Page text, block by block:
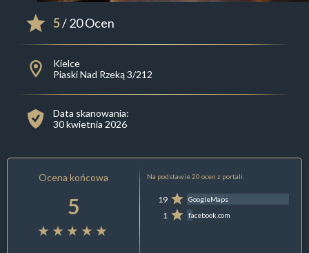
5/ 20 Ocen
Kielce
Piaski Nad Rzeką 3/212
Data skanowania:
30 kwietnia 2026
Ocena końcowa
5
Na podstawie 20 ocen z portali:
19 GoogleMaps
1 facebook.com